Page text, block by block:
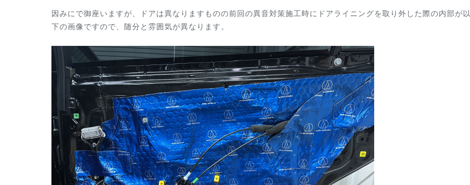
因みにで御座いますが、ドアは異なりますものの前回の異音対策施工時にドアライニングを取り外した際の内部が以
下の画像ですので、随分と雰囲気が異なります。